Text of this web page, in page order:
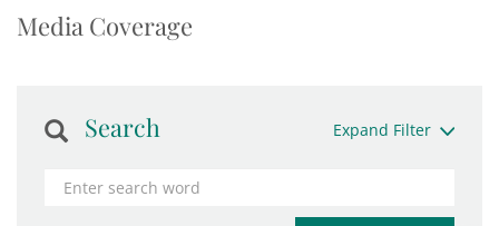
Media Coverage
Search Expand Filter